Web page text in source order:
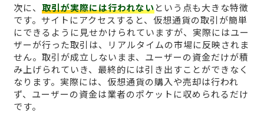
次に、 取引が実際には行われないという点も大きな特徴
です。サイトにアクセスすると、仮想通貨の取引が簡単
にできるように見せかけられていますが、実際にはユー
ザーが行った取引は、リアルタイムの市場に反映されま
せん。取引が成立しないまま、ユーザーの資金だけが積
み上げられていき、最終的には引き出すことができなく
なります。実際には、仮想通貨の購入や売却は行われ
ず、ユーザーの資金は業者のポケットに収められるだけ
です。